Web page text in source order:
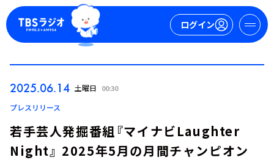
ログイン
2025.06.14 土曜日 00:30
プレスリリース
若手芸人発掘番組『マイナビLaughter
Night』 2025年5月の月間チャンピオン